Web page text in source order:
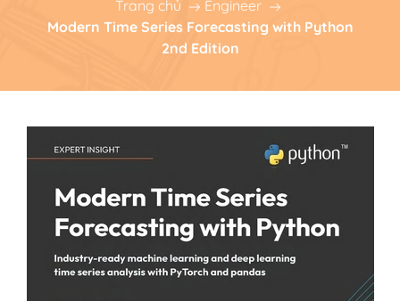
Trang chủ
Engineer
Modern Time Series Forecasting with Python
2nd Edition